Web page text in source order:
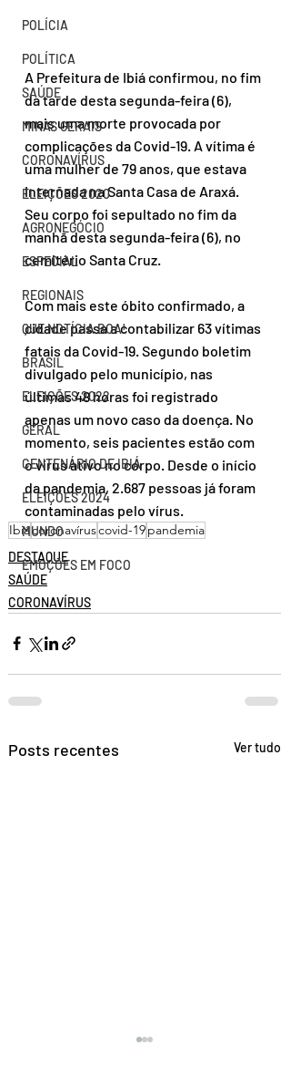
POLÍCIA
POLÍTICA
SAÚDE
MINAS GERAIS
CORONAVÍRUS
ELEIÇÕES 2020
AGRONEGÓCIO
ESPECIAL
REGIONAIS
QUE NOTÍCIA BOA!
BRASIL
ELEIÇÕES 2022
GERAL
CENTENÁRIO DE IBIÁ
ELEIÇÕES 2024
MUNDO
EMOÇÕES EM FOCO
A Prefeitura de Ibiá confirmou, no fim
da tarde desta segunda-feira (6),
mais uma morte provocada por
complicações da Covid-19. A vítima é
uma mulher de 79 anos, que estava
internada na Santa Casa de Araxá.
Seu corpo foi sepultado no fim da
manhã desta segunda-feira (6), no
cemitério Santa Cruz.
Com mais este óbito confirmado, a
cidade passa a contabilizar 63 vítimas
fatais da Covid-19. Segundo boletim
divulgado pelo município, nas
últimas 48 horas foi registrado
apenas um novo caso da doença. No
momento, seis pacientes estão com
o vírus ativo no corpo. Desde o início
da pandemia, 2.687 pessoas já foram
contaminadas pelo vírus.
Ibiácoronavíruscovid-19pandemia
DESTAQUE
SAÚDE
CORONAVÍRUS
Posts recentes Ver tudo